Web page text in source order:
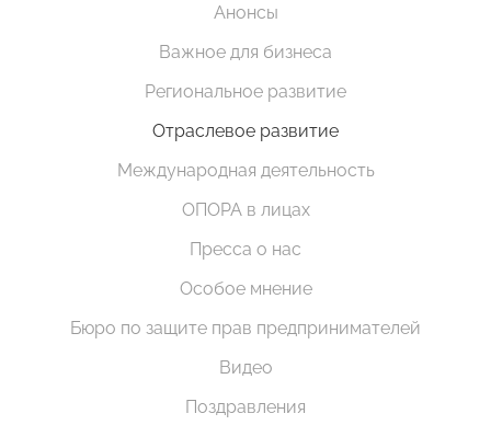
Анонсы
Важное для бизнеса
Региональное развитие
Отраслевое развитие
Международная деятельность
ОПОРА в лицах
Пресса о нас
Особое мнение
Бюро по защите прав предпринимателей
Видео
Поздравления